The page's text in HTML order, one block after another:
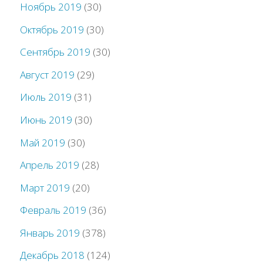
Ноябрь 2019 (30)
Октябрь 2019 (30)
Сентябрь 2019 (30)
Август 2019 (29)
Июль 2019 (31)
Июнь 2019 (30)
Май 2019 (30)
Апрель 2019 (28)
Март 2019 (20)
Февраль 2019 (36)
Январь 2019 (378)
Декабрь 2018 (124)